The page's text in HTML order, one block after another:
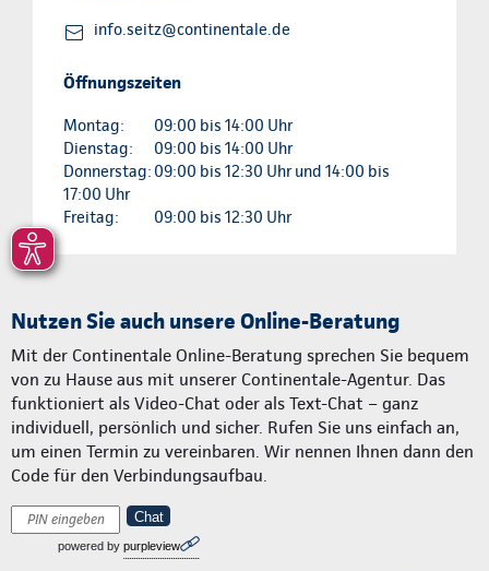
info.seitz@continentale.de
Öffnungszeiten
Montag:
09:00 bis 14:00 Uhr
Dienstag:
09:00 bis 14:00 Uhr
Donnerstag: 09:00 bis 12:30 Uhr und 14:00 bis
17:00 Uhr
Freitag:
09:00 bis 12:30 Uhr
Nutzen Sie auch unsere Online-Beratung
Mit der Continentale Online-Beratung sprechen Sie bequem
von zu Hause aus mit unserer Continentale-Agentur. Das
funktioniert als Video-Chat oder als Text-Chat – ganz
individuell, persönlich und sicher. Rufen Sie uns einfach an,
um einen Termin zu vereinbaren. Wir nennen Ihnen dann den
Code für den Verbindungsaufbau.
Chat
powered by purpleview